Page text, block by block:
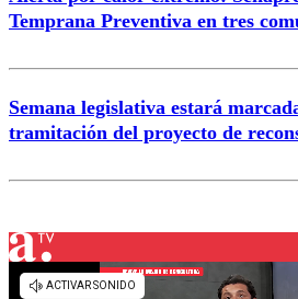
Temprana Preventiva en tres
Semana legislativa estará
tramitación del proyecto de